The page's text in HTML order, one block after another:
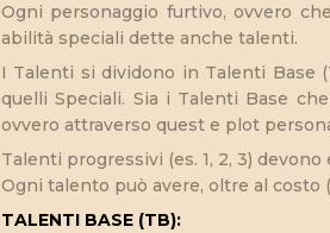
Ogni personaggio furtivo, ovvero
abilità speciali dette anche talenti.
I Talenti si dividono in Talenti Base
quelli Speciali. Sia i Talenti Base
ovvero attraverso quest e plot
Talenti progressivi (es. 1, 2, 3)
Ogni talento può avere, oltre al
TALENTI BASE (TB):